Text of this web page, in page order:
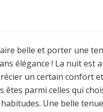
belle et porter une
élégance ! La nuit est
un certain confort
êtes parmi celles qui
Une belle tenue